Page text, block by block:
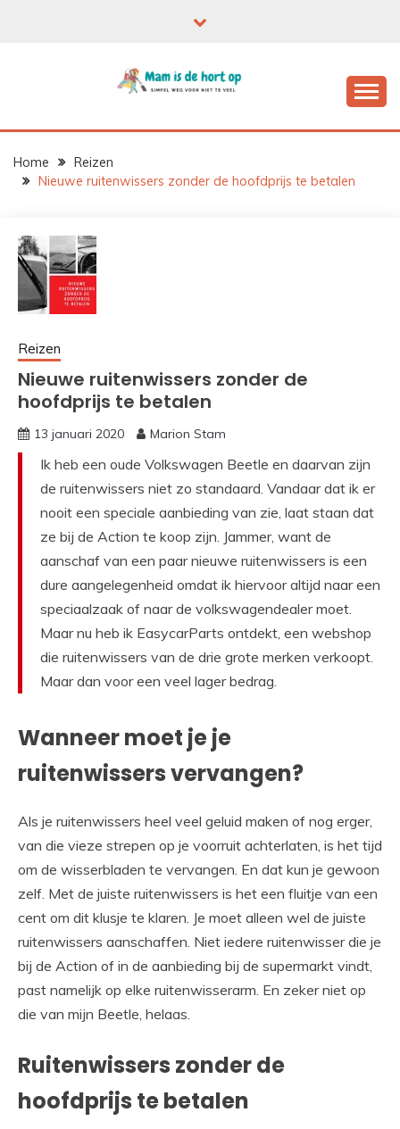
Home
Reizen
Nieuwe ruitenwissers zonder de hoofdprijs te betalen
Reizen
Nieuwe ruitenwissers zonder de
hoofdprijs te betalen
13 januari 2020 Marion Stam
Ik heb een oude Volkswagen Beetle en daarvan zijn
de ruitenwissers niet zo standaard. Vandaar dat ik er
nooit een speciale aanbieding van zie, laat staan dat
ze bij de Action te koop zijn. Jammer, want de
aanschaf van een paar nieuwe ruitenwissers is een
dure aangelegenheid omdat ik hiervooraltijd naar een
speciaalzaak of naar de volkswagendealer moet.
Maar nu heb ik EasycarParts ontdekt, een webshop
die ruitenwissers van de drie grote merken verkoopt.
Maar dan voor een veel lager bedrag.
Wanneer moet je je
ruitenwissers vervangen?
Als je ruitenwissers heel veel geluid maken of nog erger,
van die vieze strepen op je voorruit achterlaten, is het tijd
om de wisserbladen te vervangen. En dat kun je gewoon
zelf. Met de juiste ruitenwissers is het een fluitje van een
cent om dit klusje te klaren. Je moet alleen wel de juiste
ruitenwissers aanschaffen. Niet iedere ruitenwisser die je
bij de Action of in de aanbieding bij de supermarkt vindt,
past namelijk op elke ruitenwisserarm. En zeker niet op
die van mijn Beetle, helaas.
Ruitenwissers zonder de
hoofdprijs te betalen